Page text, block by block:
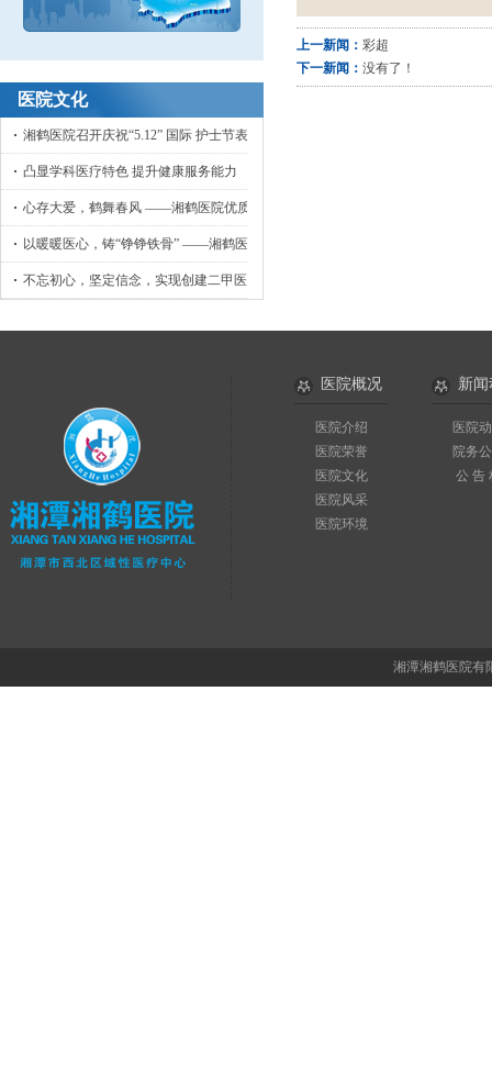
医院文化
湘鹤医院召开庆祝“5.12” 国际 护士节表彰大会
凸显学科医疗特色 提升健康服务能力
心存大爱，鹤舞春风 ——湘鹤医院优质护理工作侧记
以暖暖医心，铸“铮铮铁骨” ——湘鹤医院骨外科小记
不忘初心，坚定信念，实现创建二甲医院目标
上一新闻： 彩超
下一新闻： 没有了！
医院概况
医院介绍
医院荣誉
医院文化
医院风采
医院环境
新
医院
院务
公 告
湘潭湘鹤医院有